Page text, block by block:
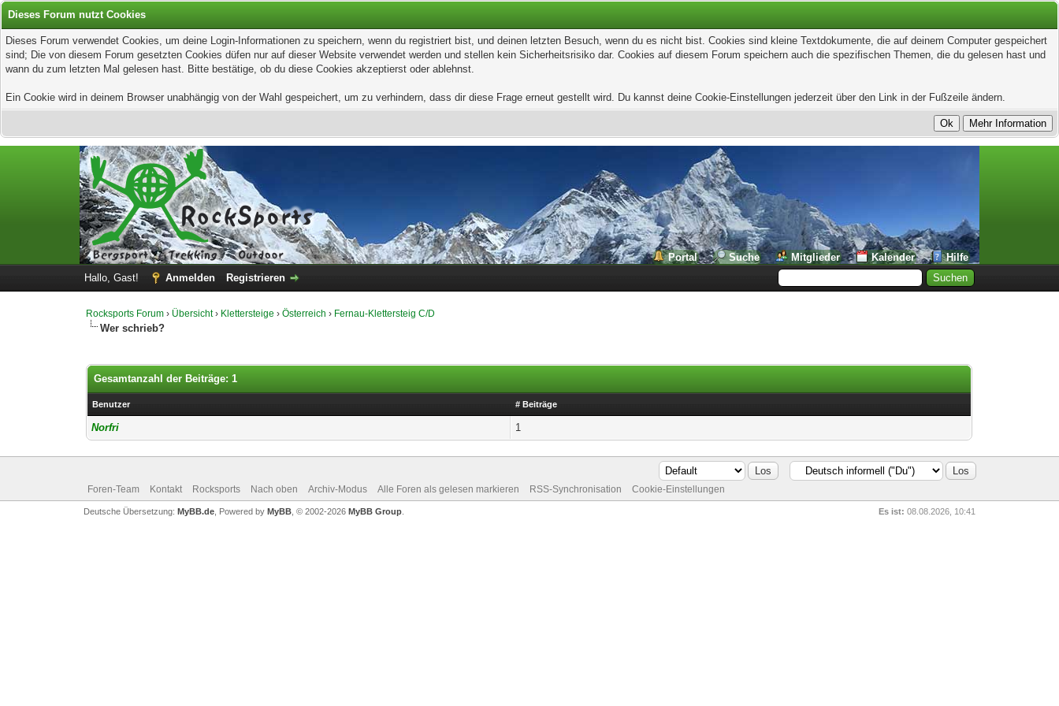
Dieses Forum nutzt Cookies
Dieses Forum verwendet Cookies, um deine Login-Informationen zu speichern, wenn du registriert bist, und deinen letzten Besuch, wenn du es nicht bist. Cookies sind kleine Textdokumente, die auf deinem Computer gespeichert
sind; Die von diesem Forum gesetzten Cookies düfen nur auf dieser Website verwendet werden und stellen kein Sicherheitsrisiko dar. Cookies auf diesem Forum speichern auch die spezifischen Themen, die du gelesen hast und
wann du zum letzten Mal gelesen hast. Bitte bestätige, ob du diese Cookies akzeptierst oder ablehnst.
Ein Cookie wird in deinem Browser unabhängig von der Wahl gespeichert, um zu verhindern, dass dir diese Frage erneut gestellt wird. Du kannst deine Cookie-Einstellungen jederzeit über den Link in der Fußzeile ändern.
Portal Suche Mitglieder Kalender
Hilfe
Hallo, Gast!
Anmelden Registrieren
Rocksports Forum › Übersicht› Klettersteige ›Österreich › Fernau-Klettersteig C/D
Wer schrieb?
Gesamtanzahl der Beiträge: 1
Benutzer # Beiträge
Norfri 1
Foren-Team Kontakt Rocksports Nach oben Archiv-Modus Alle Foren als gelesen markieren RSS-Synchronisation Cookie-Einstellungen
Es ist: 08.08.2026, 10:41
Deutsche Übersetzung: MyBB.de, Powered by MyBB, © 2002-2026 MyBB Group.